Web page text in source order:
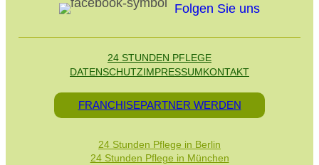
Folgen Sie uns
24 STUNDEN PFLEGE
DATENSCHUTZIMPRESSUMKONTAKT
FRANCHISEPARTNER WERDEN
24 Stunden Pflege in Berlin
24 Stunden Pflege in München